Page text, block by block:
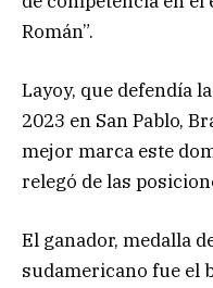
Román”.
Layoy, que defendía
2023 en San Pablo,
mejor marca este
relegó de las
El ganador, medalla
sudamericano fue el